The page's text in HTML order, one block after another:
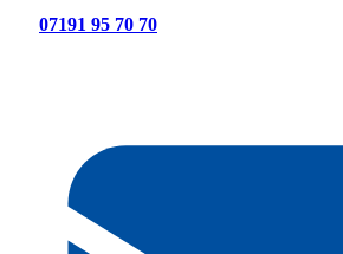
07191 95 70 70